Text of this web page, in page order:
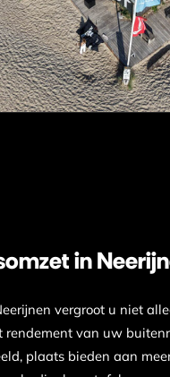
in
vergroot u niet
rendement van uw
plaats bieden aan